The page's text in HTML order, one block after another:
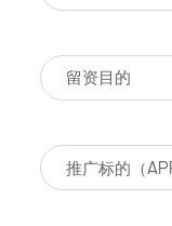
留资目的